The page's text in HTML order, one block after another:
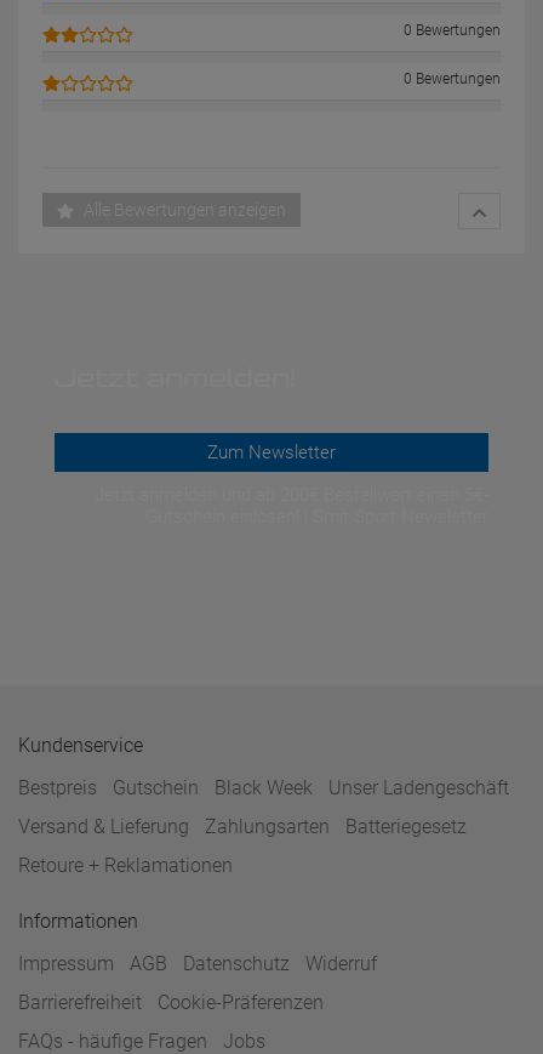
0 Bewertungen
0 Bewertungen
Alle Bewertungen anzeigen
Zum Newsletter
Kundenservice
Bestpreis
Gutschein Black Week
Unser Ladengeschäft
Versand & Lieferung
Zahlungsarten
Batteriegesetz
Retoure + Reklamationen
Informationen
Impressum
AGB Datenschutz
Widerruf
Barrierefreiheit
Cookie-Präferenzen
FAQs - häufige Fragen
Jobs